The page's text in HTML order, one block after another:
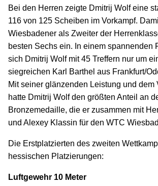
Bei den Herren zeigte Dmitrij Wolf eine
116 von 125 Scheiben im Vorkampf.
Wiesbadener als Zweiter der
besten Sechs ein. In einem spannenden
sich Dmitrij Wolf mit 45 Treffern nur um
siegreichen Karl Barthel aus Frankfurt/
Mit seiner glänzenden Leistung und dem
hatte Dmitrij Wolf den größten Anteil an
Bronzemedaille, die er zusammen mit
und Alexey Klassin für den WTC
Die Erstplatzierten des zweiten
hessischen Platzierungen:
Luftgewehr 10 Meter